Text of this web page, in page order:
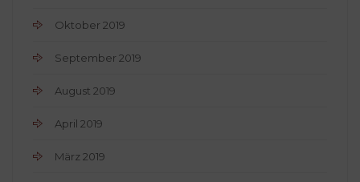
Oktober 2019
September 2019
August 2019
April 2019
März 2019